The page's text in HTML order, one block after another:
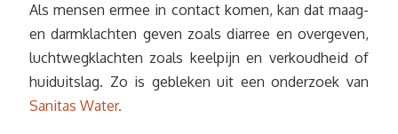
Als mensen ermee in contact komen, kan dat maag-
en darmklachten geven zoals diarree en overgeven,
luchtwegklachten zoals keelpijn en verkoudheid of
huiduitslag. Zo is gebleken uit een onderzoek van
Sanitas Water.